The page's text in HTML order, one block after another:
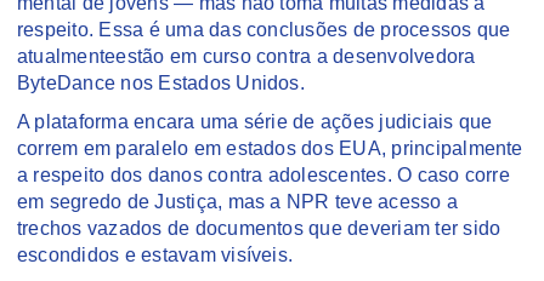
respeito. Essa é uma das conclusões de processos que
atualmenteestão em curso contra a desenvolvedora
ByteDance nos Estados Unidos.
A plataforma encara uma série de ações judiciais que
correm em paralelo em estados dos EUA, principalmente
a respeito dos danos contra adolescentes. O caso corre
em segredo de Justiça, mas a NPR teve acesso a
trechos vazados de documentos que deveriam ter sido
escondidos e estavam visíveis.